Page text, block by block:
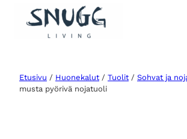
Etusivu / Huonekalut / Tuolit / Sohvat ja
musta pyörivä nojatuoli